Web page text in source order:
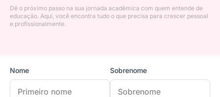
Dê o próximo passo na sua jornada acadêmica com quem entende de
educação. Aqui, você encontra tudo o que precisa para crescer pessoal
e profissionalmente.
Nome Sobrenome